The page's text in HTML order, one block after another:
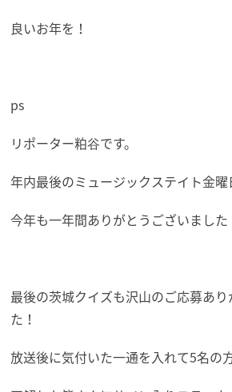
良いお年を！
ps
リポーター粕谷です。
年内最後のミュージックステイト金曜
今年も一年間ありがとうございました
最後の茨城クイズも沢山のご応募あ
た！
放送後に気付いた一通を入れて5名の